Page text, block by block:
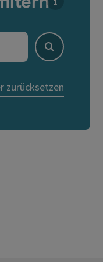
Suchen
zurücksetzen